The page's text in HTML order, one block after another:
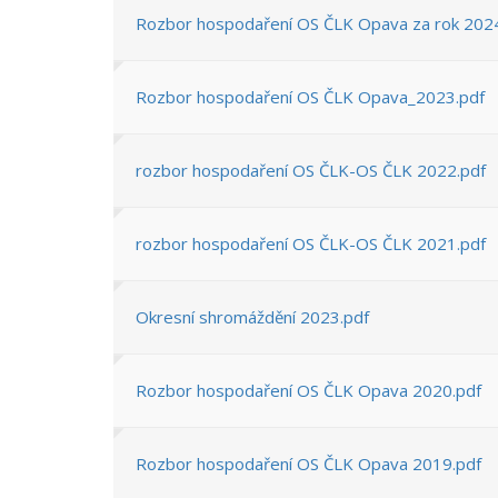
Rozbor hospodaření OS ČLK Opava za rok
Rozbor hospodaření OS ČLK Opava_2023.pdf
rozbor hospodaření OS ČLK-OS ČLK 2022.pdf
rozbor hospodaření OS ČLK-OS ČLK 2021.pdf
Okresní shromáždění 2023.pdf
Rozbor hospodaření OS ČLK Opava 2020.pdf
Rozbor hospodaření OS ČLK Opava 2019.pdf